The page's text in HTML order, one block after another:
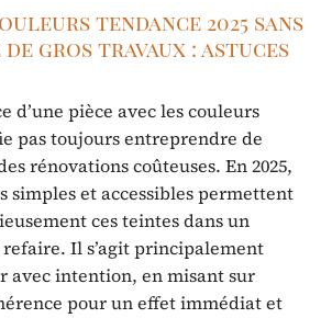
tendance 2025 sans
gros travaux : astuces
d’une pièce avec les couleurs
pas toujours entreprendre de
rénovations coûteuses. En 2025,
simples et accessibles permettent
ces teintes dans un
Il s’agit principalement
avec intention, en misant sur
pour un effet immédiat et